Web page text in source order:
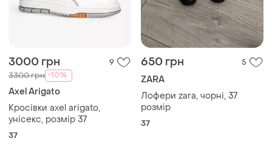
3000 грн 9
3300 грн -10%
Axel Arigato
Кросівки axel arigato,
унісекс, розмір 37
37
650 грн 5
ZARA
Лофери zara, чорні, 37
розмір
37